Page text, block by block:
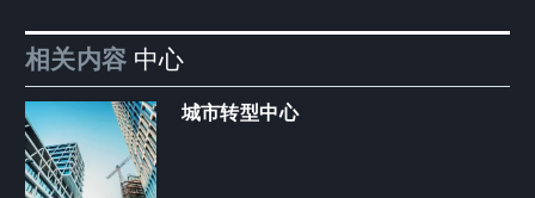
相关内容 中心
城市转型中心